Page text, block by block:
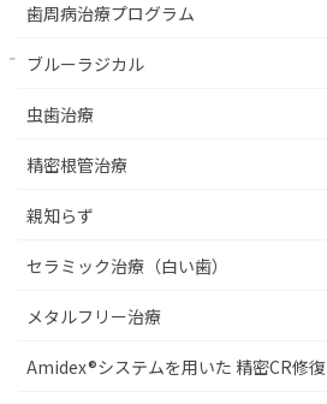
歯周病治療プログラム
ブルーラジカル
虫歯治療
精密根管治療
親知らず
セラミック治療（白い歯）
メタルフリー治療
Amidex®システムを用いた 精密CR修復